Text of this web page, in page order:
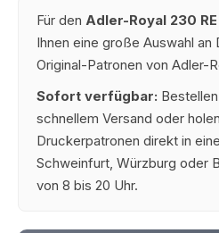
Für den Adler-Royal 230 RE
Ihnen eine große Auswahl an
Original-Patronen von Adler-
Sofort verfügbar:
schnellem Versand oder
Druckerpatronen direkt in
Schweinfurt, Würzburg oder
von 8 bis 20 Uhr.